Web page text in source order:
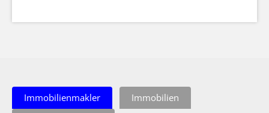
Immobilienmakler
Immobilien